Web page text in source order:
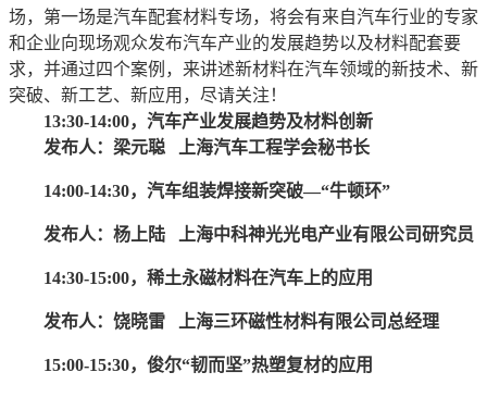
场，第一场是汽车配套材料专场，将会有来自汽车行业的专家
和企业向现场观众发布汽车产业的发展趋势以及材料配套要
求，并通过四个案例，来讲述新材料在汽车领域的新技术、新
突破、新工艺、新应用，尽请关注！
13:30-14:00，汽车产业发展趋势及材料创新
发布人： 梁元聪 上海汽车工程学会秘书长
14:00-14:30，汽车组装焊接新突破—“牛顿环”
发布人： 杨上陆 上海中科神光光电产业有限公司研究员
14:30-15:00，稀土永磁材料在汽车上的应用
发布人： 饶晓雷 上海三环磁性材料有限公司总经理
15:00-15:30，俊尔“韧而坚”热塑复材的应用